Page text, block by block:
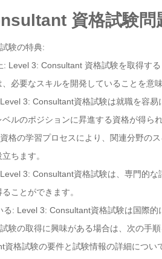
資格試験問
験の特典:
: Level 3: Consultant 資格試験を取得す
必要なスキルを開発していることを意
3: Consultant資格試験は就職を容
ルのポジションに昇進する資格が得ら
格の学習プロセスにより、関連分野の
ちます。
3: Consultant資格試験は、専門的
ことができます。
る: Level 3: Consultant資格試験は国際
験の取得に興味がある場合は、次の手
資格試験の要件と試験情報の詳細につ